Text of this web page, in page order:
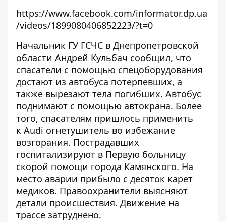
https://www.facebook.com/informator.dp.ua
/videos/1899080406852223/?t=0
Начальник ГУ ГСЧС в Днепропетровской
области Андрей Кульбач сообщил, что
спасатели с помощью спецоборудования
достают из автобуса потерпевших, а
также вырезают тела погибших. Автобус
поднимают с помощью автокрана. Более
того, спасателям пришлось применить
к Audi огнетушитель во избежание
возгорания. Пострадавших
госпитализируют в Первую больницу
скорой помощи города Камянского. На
место аварии прибыло с десяток карет
медиков. Правоохранители выясняют
детали происшествия. Движение на
трассе затруднено.